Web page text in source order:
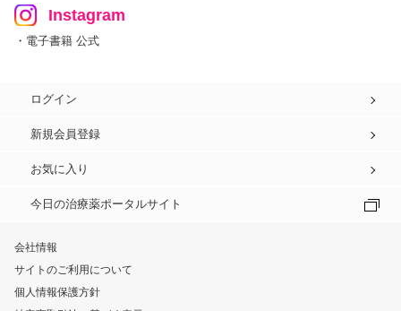
Instagram
・電子書籍 公式
ログイン
新規会員登録
お気に入り
今日の治療薬ポータルサイト
会社情報
サイトのご利用について
個人情報保護方針